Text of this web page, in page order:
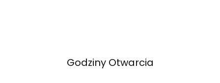
Godziny Otwarcia